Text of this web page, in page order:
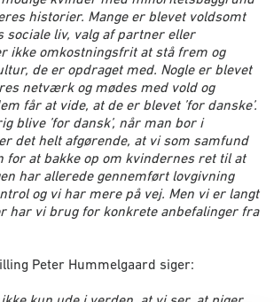
historier. Mange er blevet voldsomt
liv, valg af partner eller
ikke omkostningsfrit at stå frem og
de er opdraget med. Nogle er blevet
netværk og mødes med vold og
får at vide, at de er blevet ’for danske’.
blive ’for dansk’, når man bor i
det helt afgørende, at vi som samfund
for at bakke op om kvindernes ret til at
har allerede gennemført lovgivning
og vi har mere på vej. Men vi er langt
har vi brug for konkrete anbefalinger fra
Peter Hummelgaard siger: